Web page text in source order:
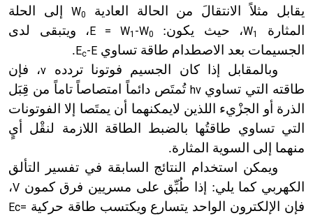
يقابل مثلاً الانتقالَ من الحالة العادية
W0
إلى الحلة
المثارة
W1 ، حيث يكون: E = W1 -W0
، ويتبقى لدى
الجسيمات بعد الاصطدام طاقة تساوي
Ec-E
.
وبالمقابل إذا كان الجسيم فوتونا تردده v، فإن
طاقته التي تساويhv تُمتَص دائماً امتصاصاً تاماً من قِبَل
الذرة أو الجزْيء اللذين لايمكنهما أن يمتَصا إلا الفوتونات
التي تساوي طاقتُها بالضبط الطاقة اللازمة لنقْل أيٍ
منهما إلى السوية المثارة.
ويمكن استخدام النتائج السابقة في تفسير التألق
الكهربي كما يلي: إذا طُبِّق على مسريين فرق كمون V،
فإن الإلكترون الواحد يتسارع ويكتسب طاقة حركية Ec=